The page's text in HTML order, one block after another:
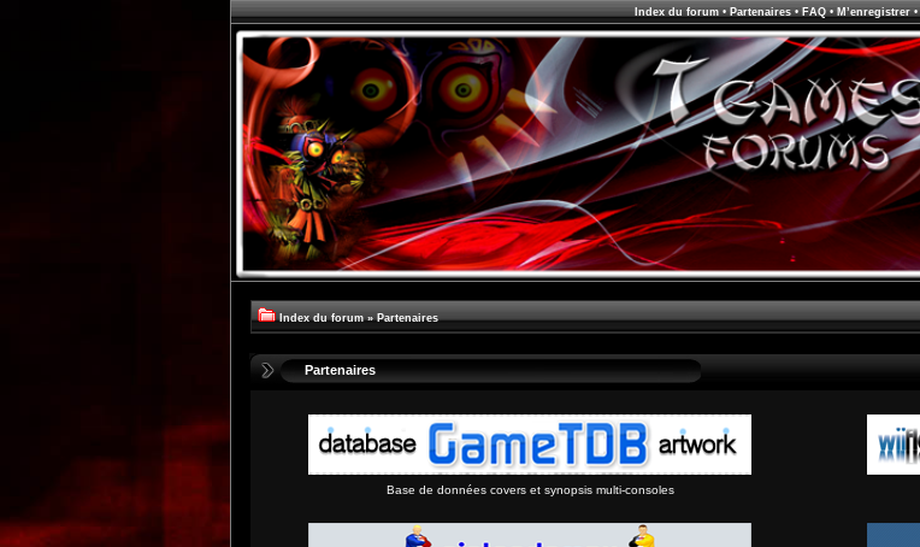
Index du forum• Partenaires• FAQ• M’enregistrer•
Index du forum » Partenaires
Partenaires
Base de données covers et synopsis multi-consoles